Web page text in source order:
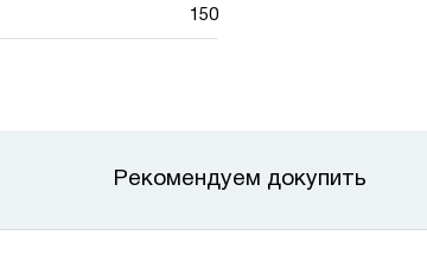
150
Рекомендуем докупить